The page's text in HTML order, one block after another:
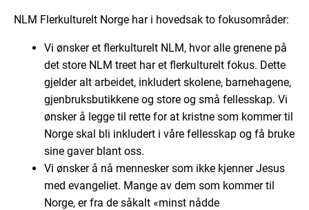
NLM Flerkulturelt Norge har i hovedsak to fokusområder:
Vi ønsker et flerkulturelt NLM, hvor alle grenene på
det store NLM treet har et flerkulturelt fokus. Dette
gjelder alt arbeidet, inkludert skolene, barnehagene,
gjenbruksbutikkene og store og små fellesskap. Vi
ønsker å legge til rette for at kristne som kommer til
Norge skal bli inkludert i våre fellesskap og få bruke
sine gaver blant oss.
Vi ønsker å nå mennesker som ikke kjenner Jesus
med evangeliet. Mange av dem som kommer til
Norge, er fra de såkalt «minst nådde